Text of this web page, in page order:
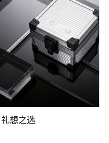
礼想之选